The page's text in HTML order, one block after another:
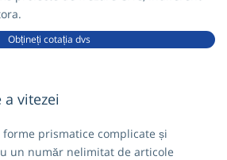
Obțineți cotația dvs
a vitezei
forme prismatice complicate și
un număr nelimitat de articole